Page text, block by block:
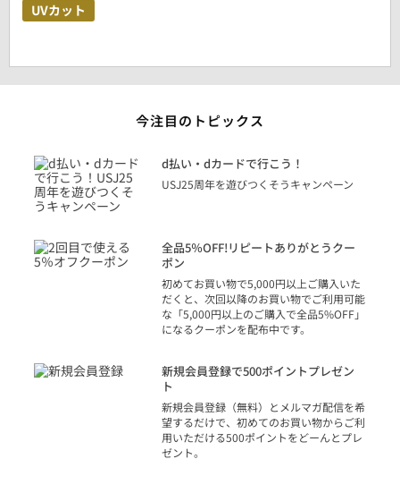
UVカット
今注目のトピックス
d払い・dカードで行こう！
USJ25周年を遊びつくそうキャンペーン
全品5％OFF!リピートありがとうクー
ポン
初めてお買い物で5,000円以上ご購入いた
だくと、次回以降のお買い物でご利用可能
な「5,000円以上のご購入で全品5%OFF」
になるクーポンを配布中です。
新規会員登録で500ポイントプレゼン
ト
新規会員登録（無料）とメルマガ配信を希
望するだけで、初めてのお買い物からご利
用いただける500ポイントをどーんとプレ
ゼント。